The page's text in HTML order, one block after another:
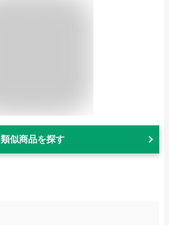
類似商品を探す